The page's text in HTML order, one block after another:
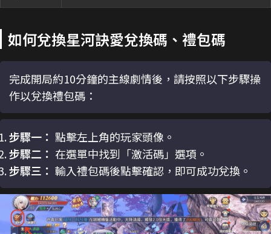
如何兌換星河訣愛兌換碼、禮包碼
完成開局約10分鐘的主線劇情後，請按照以下步驟操
作以兌換禮包碼：
步驟一： 點擊左上角的玩家頭像。
步驟二： 在選單中找到「激活碼」選項。
步驟三： 輸入禮包碼後點擊確認，即可成功兌換。